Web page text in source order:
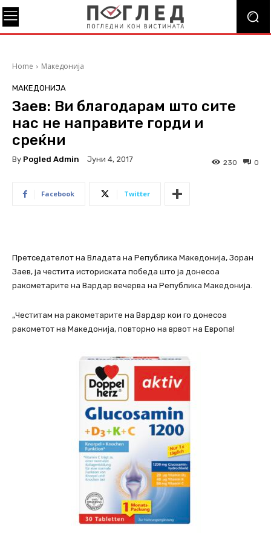
Home Македонија
МАКЕДОНИЈА
Заев: Ви благодарам што сите
нас не направите горди и
среќни
By Pogled Admin Јуни 4, 2017 0
230
Facebook Twitter
Претседателот на Владата на Република Македонија, Зоран
Заев, ја честита историската победа што ја донесоа
ракометарите на Вардар вечерва на Република Македонија.
„Честитам на ракометарите на Вардар кои го донесоа
ракометот на Македонија, повторно на врвот на Европа!